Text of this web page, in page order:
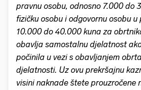
pravnu osobu, odnosno 7.000 do
fizičku osobu i odgovornu osobu
10.000 do 40.000 kuna za
obavlja samostalnu djelatnost
počinila u vezi s obavljanjem
djelatnosti. Uz ovu prekršajnu
visini naknade štete prouzročene